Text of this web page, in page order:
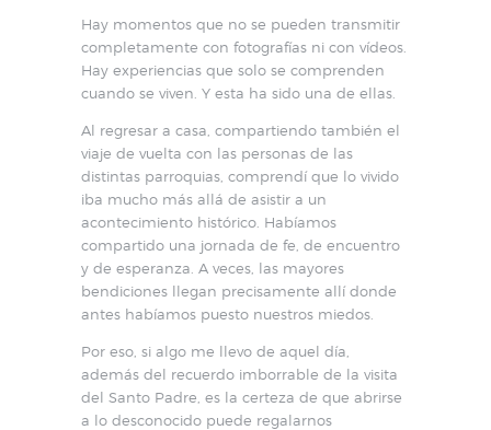
Hay momentos que no se pueden transmitir
completamente con fotografías ni con vídeos.
Hay experiencias que solo se comprenden
cuando se viven. Y esta ha sido una de ellas.
Al regresar a casa, compartiendo también el
viaje de vuelta con las personas de las
distintas parroquias, comprendí que lo vivido
iba mucho más allá de asistir a un
acontecimiento histórico. Habíamos
compartido una jornada de fe, de encuentro
y de esperanza. A veces, las mayores
bendiciones llegan precisamente allí donde
antes habíamos puesto nuestros miedos.
Por eso, si algo me llevo de aquel día,
además del recuerdo imborrable de la visita
del Santo Padre, es la certeza de que abrirse
a lo desconocido puede regalarnos